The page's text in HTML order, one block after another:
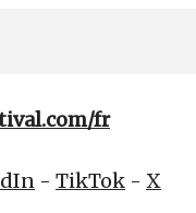
fr
- TikTok - X